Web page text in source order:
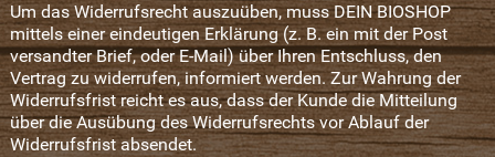
Um das Widerrufsrecht auszuüben, muss DEIN BIOSHOP
mittels einer eindeutigen Erklärung (z. B. ein mit der Post
versandter Brief, oder E-Mail) über Ihren Entschluss, den
Vertrag zu widerrufen, informiert werden. Zur Wahrung der
Widerrufsfrist reicht es aus, dass der Kunde die Mitteilung
über die Ausübung des Widerrufsrechts vor Ablauf der
Widerrufsfrist absendet.